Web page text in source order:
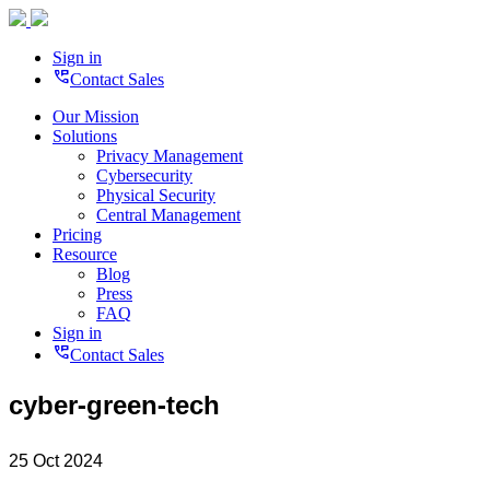
Sign in
perm_phone_msgContact Sales
Our Mission
Solutions
Privacy Management
Cybersecurity
Physical Security
Central Management
Pricing
Resource
Blog
Press
FAQ
Sign in
perm_phone_msgContact Sales
cyber-green-tech
25 Oct 2024